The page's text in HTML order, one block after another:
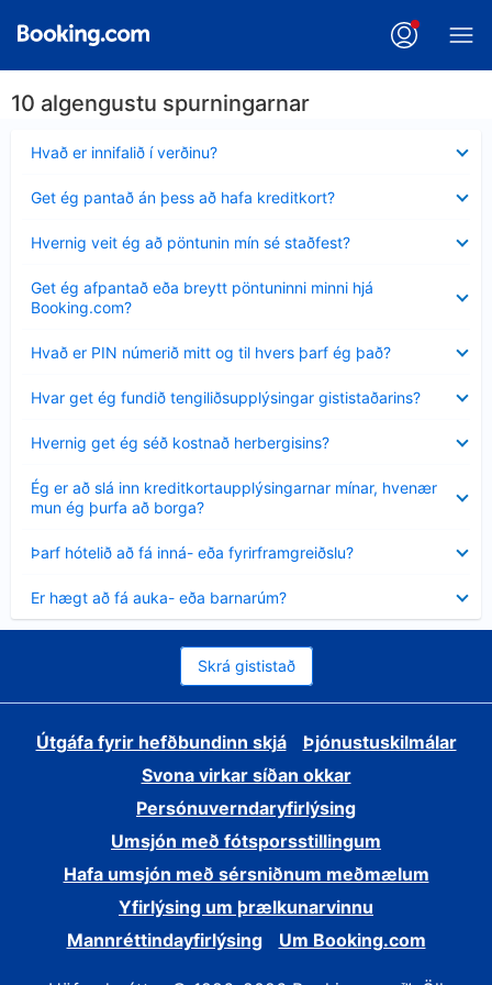
10 algengustu spurningarnar
Hvað er innifalið í verðinu?
sýnt
Get ég pantað án þess að hafa kreditkort?
sýnt
Hvernig veit ég að pöntunin mín sé staðfest?
sýnt
Get ég afpantað eða breytt pöntuninni minni hjá
Booking.com?
sýnt
Hvað er PIN númerið mitt og til hvers þarf ég það?
sýnt
Hvar get ég fundið tengiliðsupplýsingar gististaðarins?
sýnt
Hvernig get ég séð kostnað herbergisins?
sýnt
Ég er að slá inn kreditkortaupplýsingarnar mínar, hvenær
mun ég þurfa að borga?
Minna
sýnt
Þarf hótelið að fá inná- eða fyrirframgreiðslu?
sýnt
Er hægt að fá auka- eða barnarúm?
sýnt
Skrá gististað
Útgáfa fyrir hefðbundinn skjá
Þjónustuskilmálar
Svona virkar síðan okkar
Persónuverndaryfirlýsing
Umsjón með fótsporsstillingum
Hafa umsjón með sérsniðnum meðmælum
Yfirlýsing um þrælkunarvinnu
Mannréttindayfirlýsing
Um Booking.com